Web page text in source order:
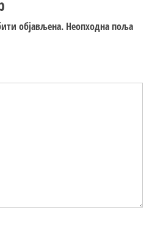
објављена. Неопходна поља